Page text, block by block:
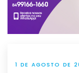
1 DE AGOSTO DE